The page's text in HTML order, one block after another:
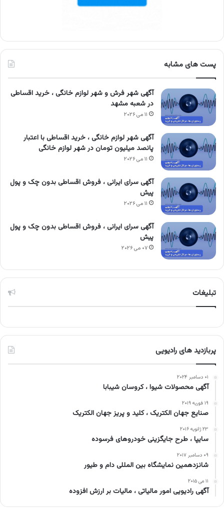
پست های مشابه
آگهی شهر فرش و شهر لوازم خانگی ، خرید اقساطی
در شعبه مشهد
۱۱ می ۲۰۲۶
آگهی شهر لوازم خانگی ، خرید اقساطی با اعتبار
پانصد میلیون تومان در شهر لوازم خانگی
۱۱ می ۲۰۲۶
آگهی سرای ایرانی ، فروش اقساطی بدون چک و پول
پیش
۱۱ می ۲۰۲۶
آگهی سرای ایرانی ، فروش اقساطی بدون چک و پول
پیش
۰۷ می ۲۰۲۶
تبلیغات
پربازدید های رادیویی
۰۱ دسامبر ۲۰۲۴
آگهی محصولات شیوا ، کروسان شیبابا
۱۹ فوریه ۲۰۱۹
صنایع جهان الکتریک ، کلید و پریز جهان الکتریک
۲۳ ژانویه ۲۰۱۶
سایپا ، طرح جایگزینی خودروهای فرسوده
۰۹ دسامبر ۲۰۱۷
شانزدهمین نمایشگاه بین المللی دام و طیور
۱۱ می ۲۰۱۵
آگهی رادیویی امور مالیاتی ، مالیات بر ارزش افزوده